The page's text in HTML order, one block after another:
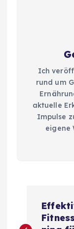
Ich
rund um
aktuelle
Impulse
eigene
e